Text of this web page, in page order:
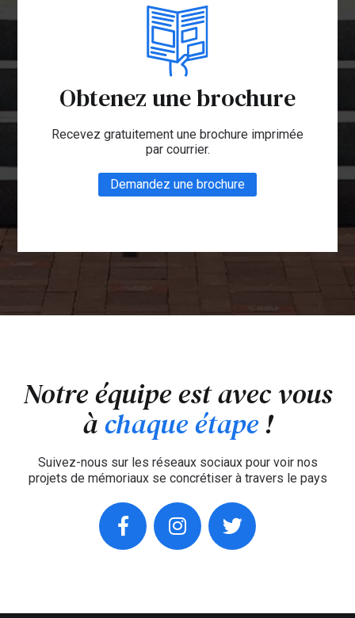
Obtenez une brochure
Recevez gratuitement une brochure imprimée
par courrier.
Demandez une brochure
Notre équipe est avec vous
àchaque étape!
Suivez-nous sur les réseaux sociaux pour voir nos
projets de mémoriaux se concrétiser à travers le pays